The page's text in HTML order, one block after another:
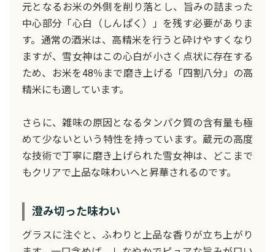
元となるお米の外側を削り落とし、旨みの詰まった
中心部分「心白（しんぱく）」を残す必要がありま
す。通常の酒米は、高精米を行うと砕けやすくなり
ますが、雪女神はこの心白が小さく点状に存在する
ため、お米を48％まで磨き上げる「四割八分」の高
精米にも適しています。
さらに、雑味の原因となるタンパク質の含有量も極
めて少ないという特性を持っています。蔵元の高度
な技術で丁寧に磨き上げられた雪女神は、どこまで
もクリアで上品な味わいへと昇華されるのです。
澄み切った味わい
グラスに注ぐと、ふわりと上品な香りが立ち上がり